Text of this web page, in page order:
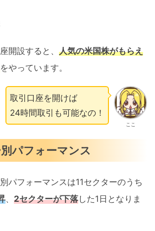
開設すると、 人気の米国株がもらえ
をやっています。
ここ
取引口座を開けば
24時間取引も可能なの！
パフォーマンス
パフォーマンスは11セクターのうち
、 2セクターが下落した1日となりま